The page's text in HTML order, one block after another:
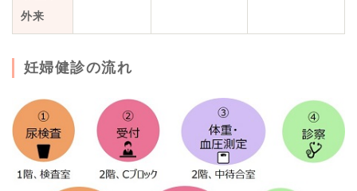
外来
妊婦健診の流れ